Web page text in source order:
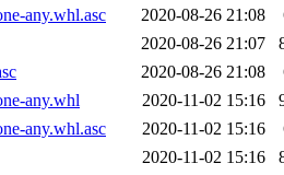
any.whl.asc
2020-08-26 21:08
2020-08-26 21:07
2020-08-26 21:08
any.whl
2020-11-02 15:16
any.whl.asc
2020-11-02 15:16
2020-11-02 15:16